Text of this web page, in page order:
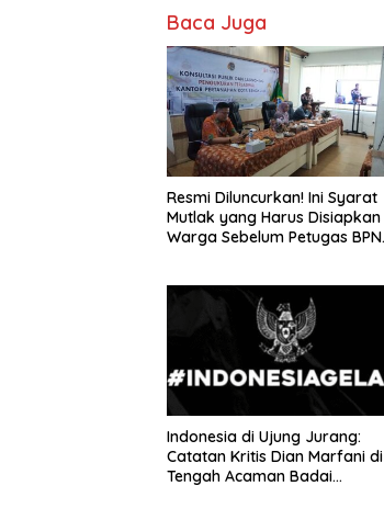
Baca Juga
Resmi Diluncurkan! Ini Syarat
Mutlak yang Harus Disiapkan
Warga Sebelum Petugas BPN
Indonesia di Ujung Jurang:
Catatan Kritis Dian Marfani di
Tengah Acaman Badai